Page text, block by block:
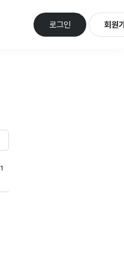
로그인 회원
1